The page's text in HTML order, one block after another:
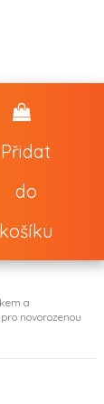
Přidat
do
košíku
a
novorozenou